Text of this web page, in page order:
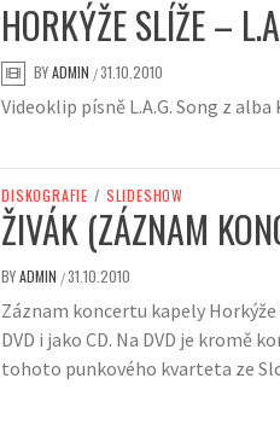
HORKÝŽE SLÍŽE –
BYADMIN /31.10.2010
Videoklip písně L.A.G. Song z alba
DISKOGRAFIE / SLIDESHOW
ŽIVÁK (ZÁZNAM
BYADMIN /31.10.2010
Záznam koncertu kapely Horkýže
DVD i jako CD. Na DVD je kromě
tohoto punkového kvarteta ze